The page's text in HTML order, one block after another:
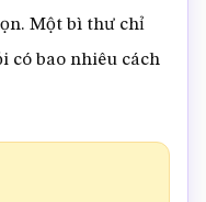
Một bì thư chỉ
có bao nhiêu cách